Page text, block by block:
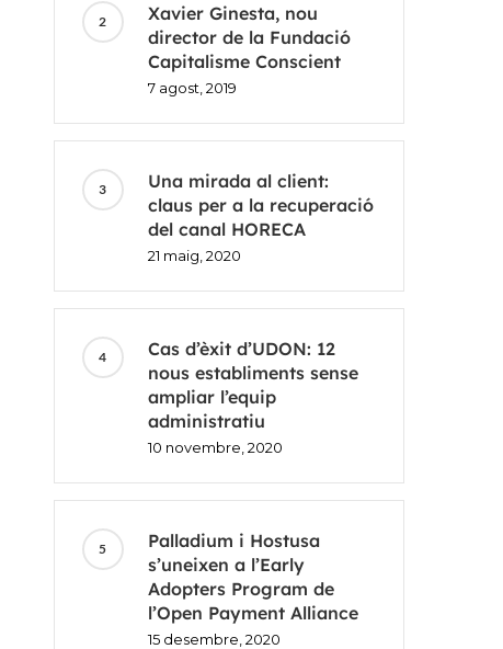
Xavier Ginesta, nou
director de la Fundació
Capitalisme Conscient
7 agost, 2019
Una mirada al client:
claus per a la recuperació
del canal HORECA
21 maig, 2020
Cas d’èxit d’UDON: 12
nous establiments sense
ampliar l’equip
administratiu
10 novembre, 2020
Palladium i Hostusa
s’uneixen a l’Early
Adopters Program de
l’Open Payment Alliance
15 desembre, 2020